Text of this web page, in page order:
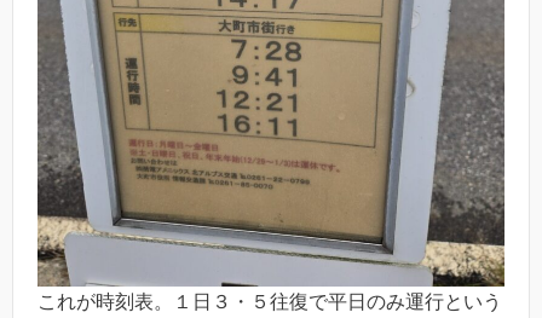
これが時刻表。１日３・５往復で平日のみ運行という